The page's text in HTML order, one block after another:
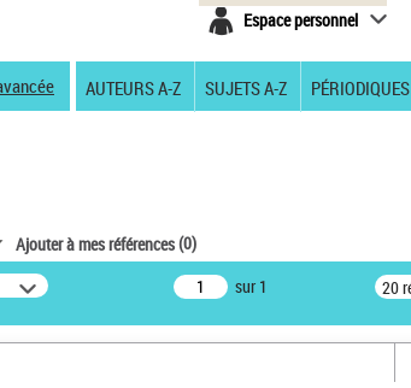
Espace personnel
AUTEURS A-Z SUJETS A-Z PÉRIODIQUES
Ajouter à mes références(0)
sur 1 20